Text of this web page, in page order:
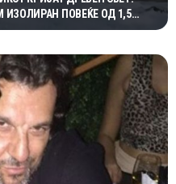
ИЗОЛИРАН ПОВЕЌЕ ОД 1,5